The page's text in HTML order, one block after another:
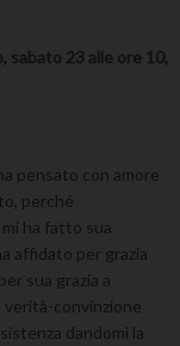
sabato 23 alle ore 10,
pensato con amore
perché
ha fatto sua
affidato per grazia
sua grazia a
verità-convinzione
dandomi la